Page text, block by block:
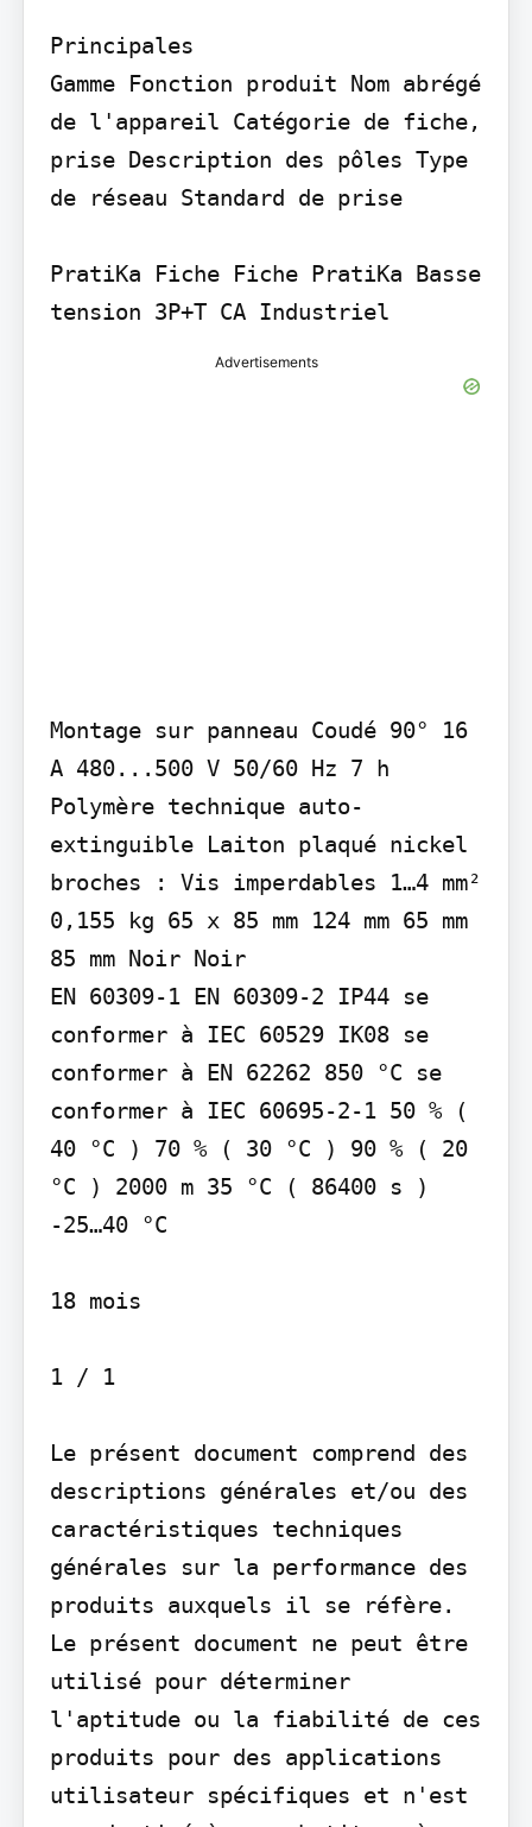
Principales
Gamme Fonction produit Nom abrégé
de l'appareil Catégorie de fiche,
prise Description des pôles Type
de réseau Standard de prise
PratiKa Fiche Fiche PratiKa Basse
tension 3P+T CA Industriel
Advertisements
Montage sur panneau Coudé 90° 16
A 480...500 V 50/60 Hz 7 h
Polymère technique auto-
extinguible Laiton plaqué nickel
broches : Vis imperdables 1…4 mm²
0,155 kg 65 x 85 mm 124 mm 65 mm
85 mm Noir Noir
EN 60309-1 EN 60309-2 IP44 se
conformer à IEC 60529 IK08 se
conformer à EN 62262 850 °C se
conformer à IEC 60695-2-1 50 % (
40 °C ) 70 % ( 30 °C ) 90 % ( 20
°C ) 2000 m 35 °C ( 86400 s )
-25…40 °C
18 mois
1 / 1
Le présent document comprend des
descriptions générales et/ou des
caractéristiques techniques
générales sur la performance des
produits auxquels il se réfère.
Le présent document ne peut être
utilisé pour déterminer
l'aptitude ou la fiabilité de ces
produits pour des applications
utilisateur spécifiques et n'est